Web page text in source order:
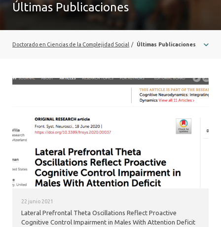
NOSOTROS
INVESTIGACIÓN
Últimas Publicaciones
Doctorado en Ciencias de la Complejidad Social / Últimas Publicaciones
22 junio 2021
Lateral Prefrontal Theta Oscillations Reflect Proactive
Cognitive Control Impairment in Males With Attention Deficit